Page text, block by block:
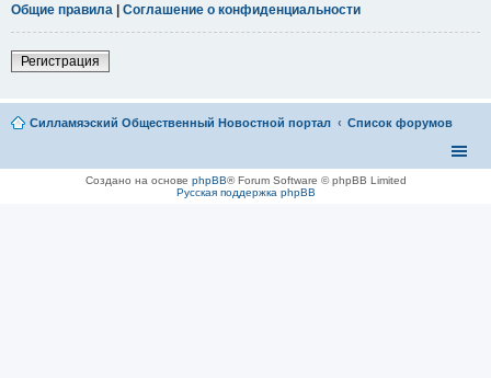
Общие правила | Соглашение о конфиденциальности
Регистрация
Силламяэский Общественный Новостной портал Список форумов
Создано на основе phpBB® Forum Software © phpBB Limited
Русская поддержка phpBB